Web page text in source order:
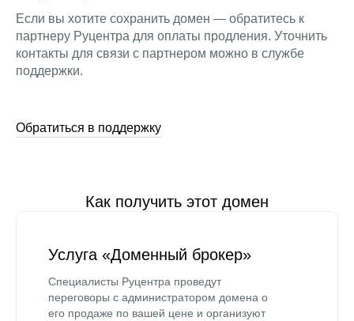
Если вы хотите сохранить домен — обратитесь к
партнеру Руцентра для оплаты продления. Уточнить
контакты для связи с партнером можно в службе
поддержки.
Обратиться в поддержку
Как получить этот домен
Услуга «Доменный брокер»
Специалисты Руцентра проведут
переговоры с администратором домена о
его продаже по вашей цене и организуют